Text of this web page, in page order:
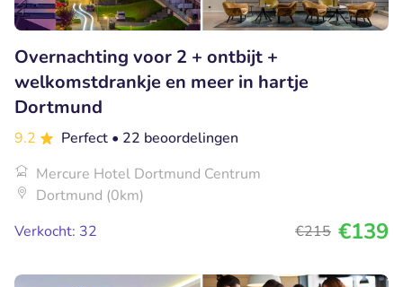
Overnachting voor 2 + ontbijt +
welkomstdrankje en meer in hartje
Dortmund
9.2 Perfect • 22 beoordelingen
Mercure Hotel Dortmund Centrum
Dortmund (0km)
Verkocht: 32
€215 €139